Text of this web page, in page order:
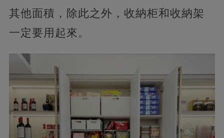
其他面積，除此之外，收納柜和收納架
一定要用起來。